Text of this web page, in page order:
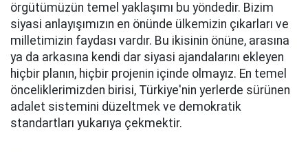
örgütümüzün temel yaklaşımı bu yöndedir. Bizim
siyasi anlayışımızın en önünde ülkemizin çıkarları ve
milletimizin faydası vardır. Bu ikisinin önüne, arasına
ya da arkasına kendi dar siyasi ajandalarını ekleyen
hiçbir planın, hiçbir projenin içinde olmayız. En temel
önceliklerimizden birisi, Türkiye'nin yerlerde sürünen
adalet sistemini düzeltmek ve demokratik
standartları yukarıya çekmektir.